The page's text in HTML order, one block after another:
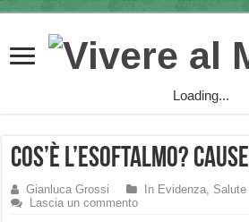
Loading...
Cos’è l’Esoftalmo?
Gianluca Grossi In Evidenza, Salute
Lascia un commento